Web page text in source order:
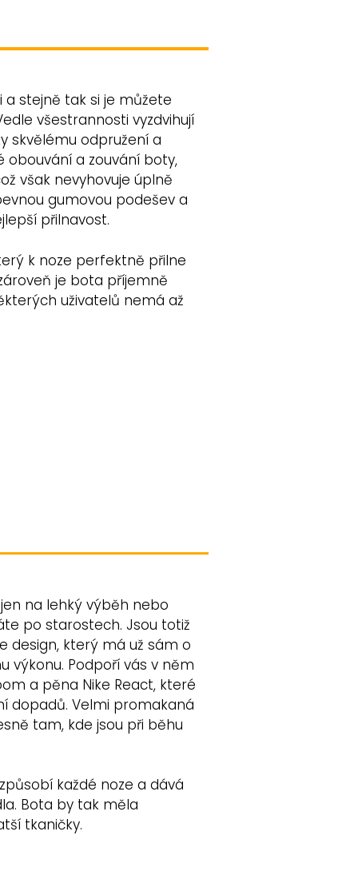
a stejně tak si je můžete
všestrannosti vyzdvihují
skvělému odpružení a
a zouvání boty,
však nevyhovuje úplně
gumovou podešev a
přilnavost.
k noze perfektně přilne
je bota příjemně
uživatelů nemá až
na lehký výběh nebo
po starostech. Jsou totiž
design, který má už sám o
výkonu. Podpoří vás v něm
a pěna Nike React, které
dopadů. Velmi promakaná
tam, kde jsou při běhu
každé noze a dává
Bota by tak měla
tkaničky.